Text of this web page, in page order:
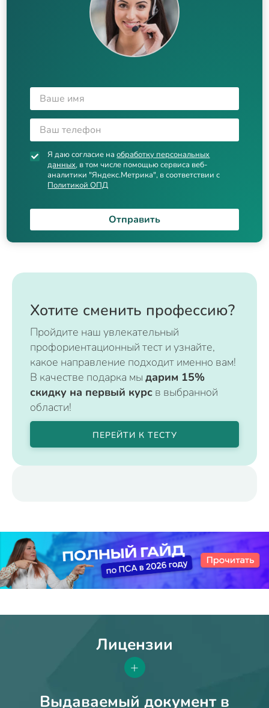
Я даю согласие наобработку персональных
данных, в том числе помощью сервиса веб-
аналитики "Яндекс.Метрика", в соответствии с
Политикой ОПД
Отправить
Хотите сменить профессию?
Пройдите наш увлекательный
профориентационный тест и узнайте,
какое направление подходит именно вам!
В качестве подарка мы дарим 15%
скидку на первый курс в выбранной
области!
ПЕРЕЙТИ К ТЕСТУ
Лицензии
+
Выдаваемый документ в